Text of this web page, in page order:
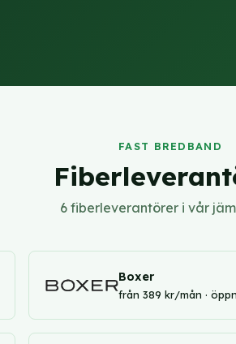
FAST BREDBAND
6 fiberleverantörer i vår
Boxer
från 389 kr/mån ·